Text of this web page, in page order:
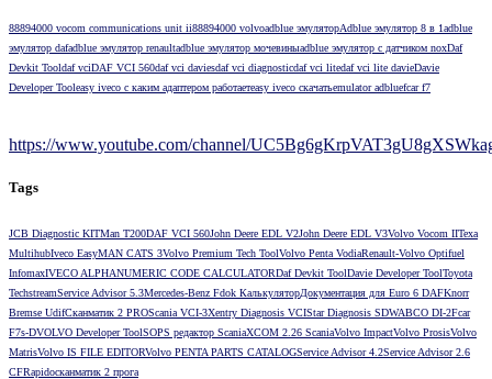
88894000 vocom communications unit ii88894000 volvoadblue эмуляторAdblue эмулятор 8 в 1adblue
эмулятор dafadblue эмулятор renaultadblue эмулятор мочевиныadblue эмулятор с датчиком noxDaf
Devkit Tooldaf vciDAF VCI 560daf vci daviesdaf vci diagnosticdaf vci litedaf vci lite davieDavie
Developer Tooleasy iveco с каким адаптером работаетeasy iveco скачатьemulator adbluefcar f7
https://www.youtube.com/channel/
Tags
JCB Diagnostic KITMan T200DAF VCI 560John Deere EDL V2John Deere EDL V3Volvo Vocom IITexa
MultihubIveco EasyMAN CATS 3Volvo Premium Tech ToolVolvo Penta VodiaRenault-Volvo Optifuel
InfomaxIVECO ALPHANUMERIC CODE CALCULATORDaf Devkit ToolDavie Developer ToolToyota
TechstreamService Advisor 5.3Mercedes-Benz Fdok КалькуляторДокументация для Euro 6 DAFKnorr
Bremse UdifСканматик 2 PROScania VCI-3Xentry Diagnosis VCIStar Diagnosis SDWABCO DI-2Fcar
F7s-DVOLVO Developer ToolSOPS редактор ScaniaXCOM 2.26 ScaniaVolvo ImpactVolvo ProsisVolvo
MatrisVolvo IS FILE EDITORVolvo PENTA PARTS CATALOGService Advisor 4.2Service Advisor 2.6
CFRapidoсканматик 2 прога